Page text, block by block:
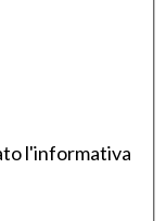
l'informativa